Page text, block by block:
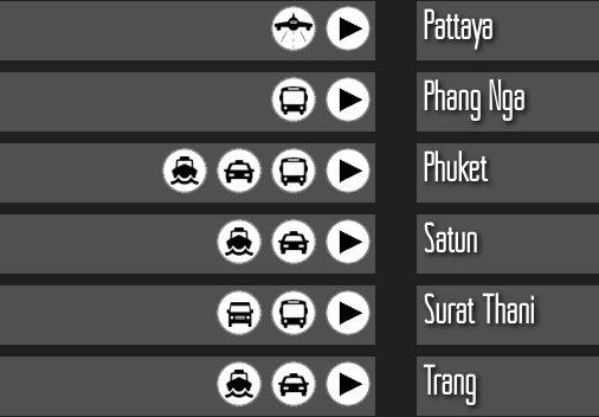
Pattaya
Phang Nga
Phuket
Satun
Surat Thani
Trang